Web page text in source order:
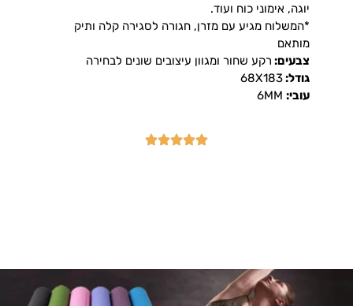
יוגה, אימוני כוח ועוד.
*המשלוח מגיע עם מזרן, חגורה לסגירה קלה ותיק
מותאם
צבעים: רקע שחור ומגוון עיצובים שונים לבחירה
גודל:68X183
עובי: